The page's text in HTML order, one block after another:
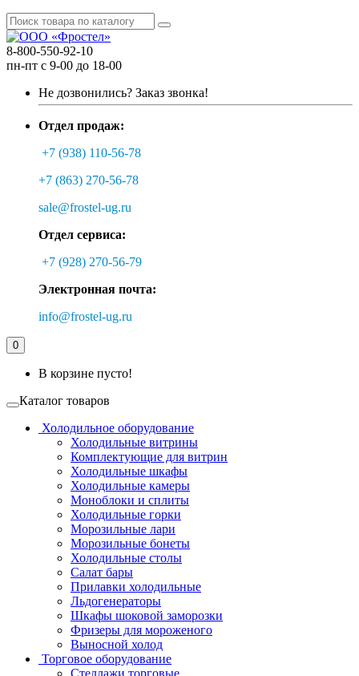
8-800-550-92-10
пн-пт с 9-00 до 18-00
Не дозвонились? Заказ звонка!
Отдел продаж:
+7 (938) 110-56-78
+7 (863) 270-56-78
sale@frostel-ug.ru
Отдел сервиса:
+7 (928) 270-56-79
Электронная почта:
info@frostel-ug.ru
0
В корзине пусто!
Каталог товаров
Холодильное оборудование
Холодильные витрины
Комплектующие для витрин
Холодильные шкафы
Холодильные камеры
Моноблоки и сплиты
Холодильные горки
Морозильные лари
Морозильные бонеты
Холодильные столы
Салат бары
Прилавки холодильные
Льдогенераторы
Шкафы шоковой заморозки
Фризеры для мороженого
Выносной холод
Торговое оборудование
Стеллажи торговые